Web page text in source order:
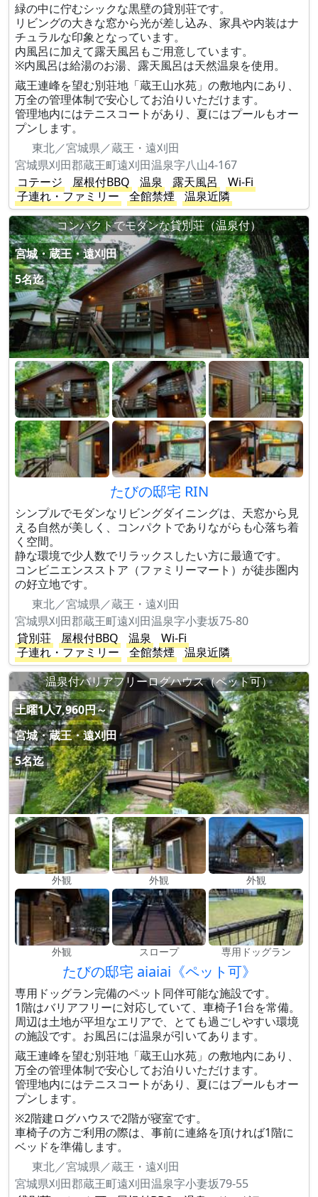
緑の中に佇むシックな黒壁の貸別荘です。
リビングの大きな窓から光が差し込み、家具や内装はナ
チュラルな印象となっています。
内風呂に加えて露天風呂もご用意しています。
※内風呂は給湯のお湯、露天風呂は天然温泉を使用。
蔵王連峰を望む別荘地「蔵王山水苑」の敷地内にあり、
万全の管理体制で安心してお泊りいただけます。
管理地内にはテニスコートがあり、夏にはプールもオー
プンします。
東北／宮城県／蔵王・遠刈田
宮城県刈田郡蔵王町遠刈田温泉字八山4-167
コテージ
屋根付BBQ 温泉 露天風呂
Wi-Fi
子連れ・ファミリー
全館禁煙
温泉近隣
コンパクトでモダンな貸別荘（温泉付）
宮城・蔵王・遠刈田
5名迄
たびの邸宅 RIN
シンプルでモダンなリビングダイニングは、天窓から見
える自然が美しく、コンパクトでありながらも心落ち着
く空間。
静な環境で少人数でリラックスしたい方に最適です。
コンビニエンスストア（ファミリーマート）が徒歩圏内
の好立地です。
東北／宮城県／蔵王・遠刈田
宮城県刈田郡蔵王町遠刈田温泉字小妻坂75-80
貸別荘
屋根付BBQ 温泉
Wi-Fi
子連れ・ファミリー
全館禁煙
温泉近隣
温泉付バリアフリーログハウス（ペット可）
土曜1人7,960円～
宮城・蔵王・遠刈田
5名迄
外観 外観 外観
外観 スロープ 専用ドッグラン
たびの邸宅 aiaiai《ペット可》
専用ドッグラン完備のペット同伴可能な施設です。
1階はバリアフリーに対応していて、車椅子1台を常備。
周辺は土地が平坦なエリアで、とても過ごしやすい環境
の施設です。お風呂には温泉が引いてあります。
蔵王連峰を望む別荘地「蔵王山水苑」の敷地内にあり、
万全の管理体制で安心してお泊りいただけます。
管理地内にはテニスコートがあり、夏にはプールもオー
プンします。
※2階建ログハウスで2階が寝室です。
車椅子の方ご利用の際は、事前に連絡を頂ければ1階に
ベッドを準備します。
東北／宮城県／蔵王・遠刈田
宮城県刈田郡蔵王町遠刈田温泉字小妻坂79-55